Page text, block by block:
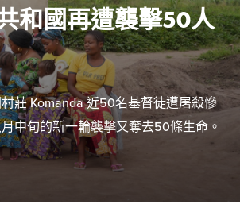
和國再遭襲擊50人
莊 Komanda 近50名基督徒遭屠殺慘
中旬的新一輪襲擊又奪去50條生命。